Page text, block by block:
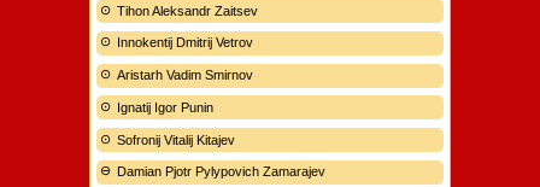
Tihon Aleksandr Zaitsev
Innokentij Dmitrij Vetrov
Aristarh Vadim Smirnov
Ignatij Igor Punin
Sofronij Vitalij Kitajev
Damian Pjotr Pylypovich Zamarajev